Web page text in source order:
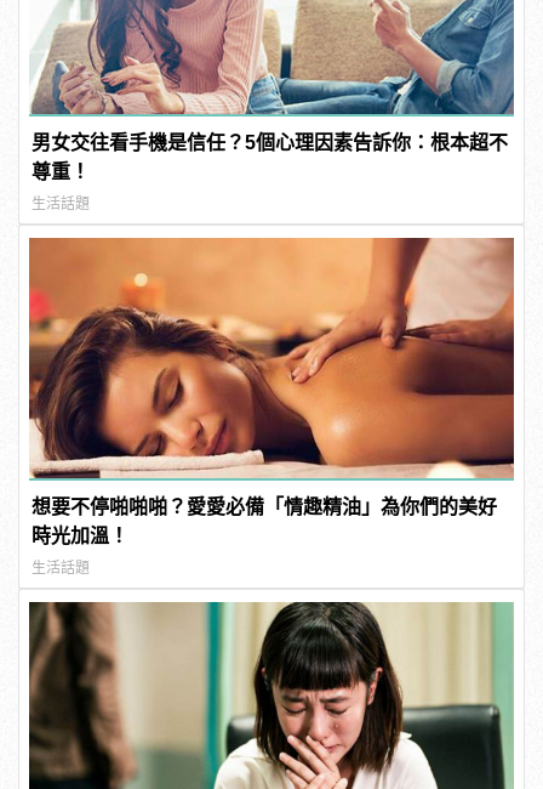
男女交往看手機是信任？5個心理因素告訴你：根本超不
尊重！
生活話題
想要不停啪啪啪？愛愛必備「情趣精油」為你們的美好
時光加溫！
生活話題